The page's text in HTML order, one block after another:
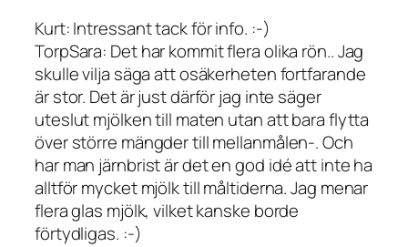
Kurt: Intressant tack för info. :-)
TorpSara: Det har kommit flera olika rön.. Jag
skulle vilja säga att osäkerheten fortfarande
är stor. Det är just därför jag inte säger
uteslut mjölken till maten utan att bara flytta
över större mängder till mellanmålen-. Och
har man järnbrist är det en god idé att inte ha
alltför mycket mjölk till måltiderna. Jag menar
flera glas mjölk, vilket kanske borde
förtydligas. :-)